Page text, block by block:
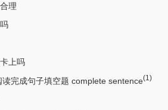
理
上吗
完成句子填空题 complete sentence(1)